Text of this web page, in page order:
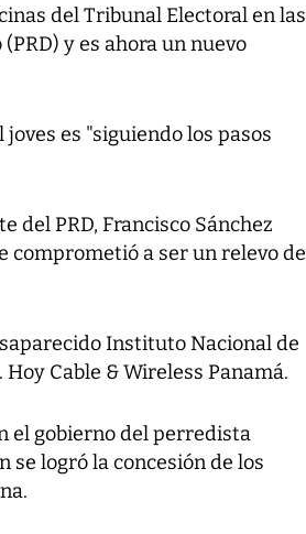
del Tribunal Electoral en las
y es ahora un nuevo
es "siguiendo los pasos
del PRD, Francisco Sánchez
comprometió a ser un relevo de
Instituto Nacional de
Cable & Wireless Panamá.
el gobierno del perredista
se logró la concesión de los